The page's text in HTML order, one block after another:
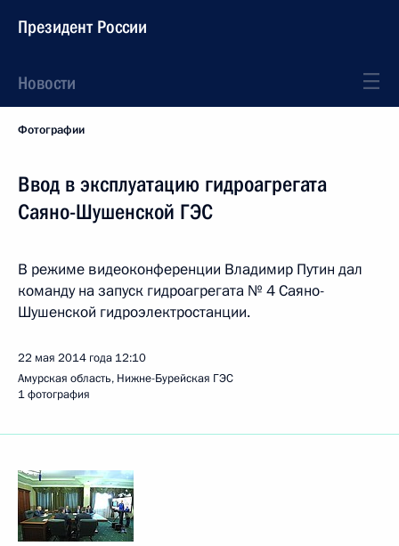
Президент России
Новости
Фотографии
Ввод в эксплуатацию гидроагрегата
Саяно-Шушенской ГЭС
В режиме видеоконференции Владимир Путин дал
команду на запуск гидроагрегата № 4 Саяно-
Шушенской гидроэлектростанции.
22 мая 2014 года 12:10
Амурская область, Нижне-Бурейская ГЭС
1 фотография